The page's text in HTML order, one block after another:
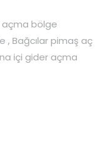
açma bölge
, Bağcılar pimaş aç
içi gider açma